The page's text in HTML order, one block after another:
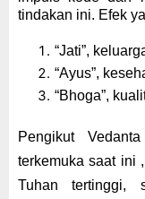
tindakan ini. Efek
“Jati”,
“Ayus”,
“Bhoga”,
Pengikut
terkemuka saat ini
Tuhan tertinggi,